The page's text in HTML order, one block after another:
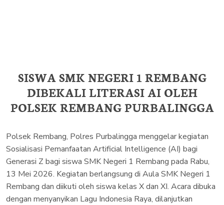
SISWA SMK NEGERI 1 REMBANG
DIBEKALI LITERASI AI OLEH
POLSEK REMBANG PURBALINGGA
Polsek Rembang, Polres Purbalingga menggelar kegiatan
Sosialisasi Pemanfaatan Artificial Intelligence (AI) bagi
Generasi Z bagi siswa SMK Negeri 1 Rembang pada Rabu,
13 Mei 2026. Kegiatan berlangsung di Aula SMK Negeri 1
Rembang dan diikuti oleh siswa kelas X dan XI. Acara dibuka
dengan menyanyikan Lagu Indonesia Raya, dilanjutkan